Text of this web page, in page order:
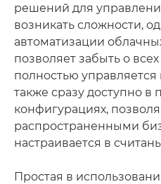
решений для
возникать сложности,
автоматизации
позволяет забыть о
полностью
также сразу доступно в
конфигурациях,
распространенными
настраивается в
Простая в